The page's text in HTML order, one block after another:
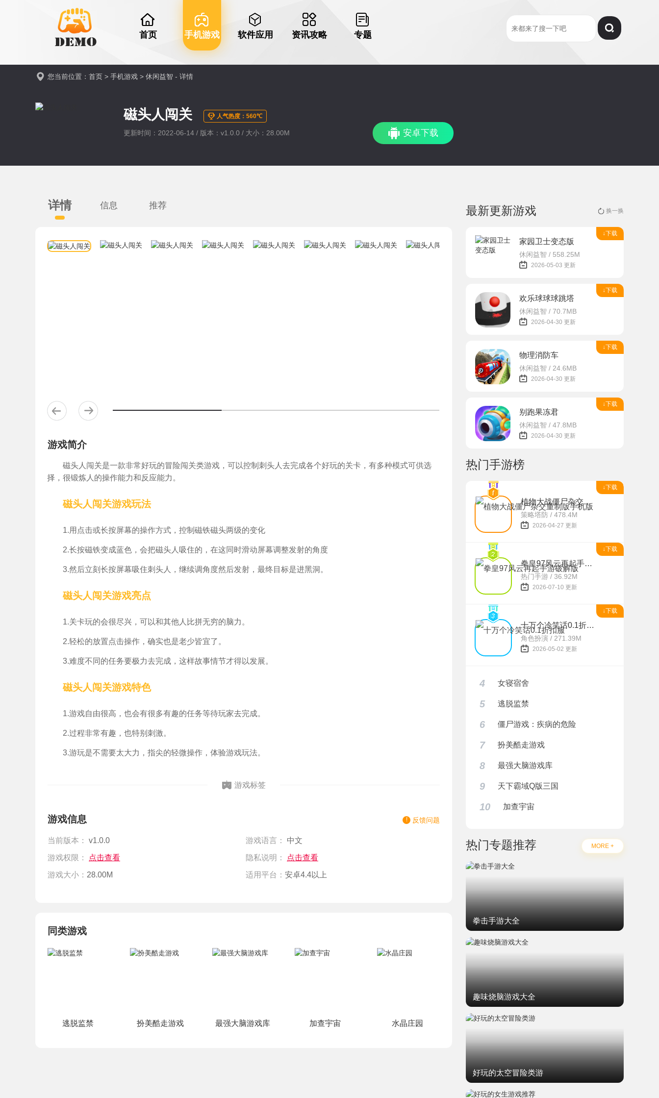
首页 手机游戏 软件应用 资讯攻略 专题
您当前位置： 首页 > 手机游戏 > 休闲益智 - 详情
磁头人闯关 人气热度：560℃
更新时间：2022-06-14 / 版本：v1.0.0 / 大小：28.00M 安卓下载
详情 信息 推荐
游戏简介
磁头人闯关是一款非常好玩的冒险闯关类游戏，可以控制刺头人去完成各个好玩的关卡，有多种模式可供选
择，很锻炼人的操作能力和反应能力。
磁头人闯关游戏玩法
1.用点击或长按屏幕的操作方式，控制磁铁磁头两级的变化
2.长按磁铁变成蓝色，会把磁头人吸住的，在这同时滑动屏幕调整发射的角度
3.然后立刻长按屏幕吸住刺头人，继续调角度然后发射，最终目标是进黑洞。
磁头人闯关游戏亮点
1.关卡玩的会很尽兴，可以和其他人比拼无穷的脑力。
2.轻松的放置点击操作，确实也是老少皆宜了。
3.难度不同的任务要极力去完成，这样故事情节才得以发展。
磁头人闯关游戏特色
1.游戏自由很高，也会有很多有趣的任务等待玩家去完成。
2.过程非常有趣，也特别刺激。
3.游玩是不需要太大力，指尖的轻微操作，体验游戏玩法。
游戏标签
游戏信息 反馈问题
当前版本： v1.0.0 游戏语言： 中文
游戏权限： 点击查看 隐私说明： 点击查看
游戏大小： 28.00M 适用平台： 安卓4.4以上
同类游戏
逃脱监禁 扮美酷走游戏 最强大脑游戏库 加查宇宙 水晶庄园
最新更新游戏 换一换
↓下载
家园卫士变态版
休闲益智 / 558.25M
2026-05-03 更新
↓下载
欢乐球球球跳塔
休闲益智 / 70.7MB
2026-04-30 更新
↓下载
物理消防车
休闲益智 / 24.6MB
2026-04-30 更新
↓下载
别跑果冻君
休闲益智 / 47.8MB
2026-04-30 更新
热门手游榜
↓下载
植物大战僵尸杂交重制版手机版
策略塔防 / 478.4M
2026-04-27 更新
↓下载
拳皇97风云再起手游破解版
热门手游 / 36.92M
2026-07-10 更新
↓下载
十万个冷笑话0.1折扣服
角色扮演 / 271.39M
2026-05-02 更新
4 女寝宿舍
5 逃脱监禁
6 僵尸游戏：疾病的危险
7 扮美酷走游戏
8 最强大脑游戏库
9 天下霸域Q版三国
10 加查宇宙
热门专题推荐 MORE +
拳击手游大全
趣味烧脑游戏大全
好玩的太空冒险类游